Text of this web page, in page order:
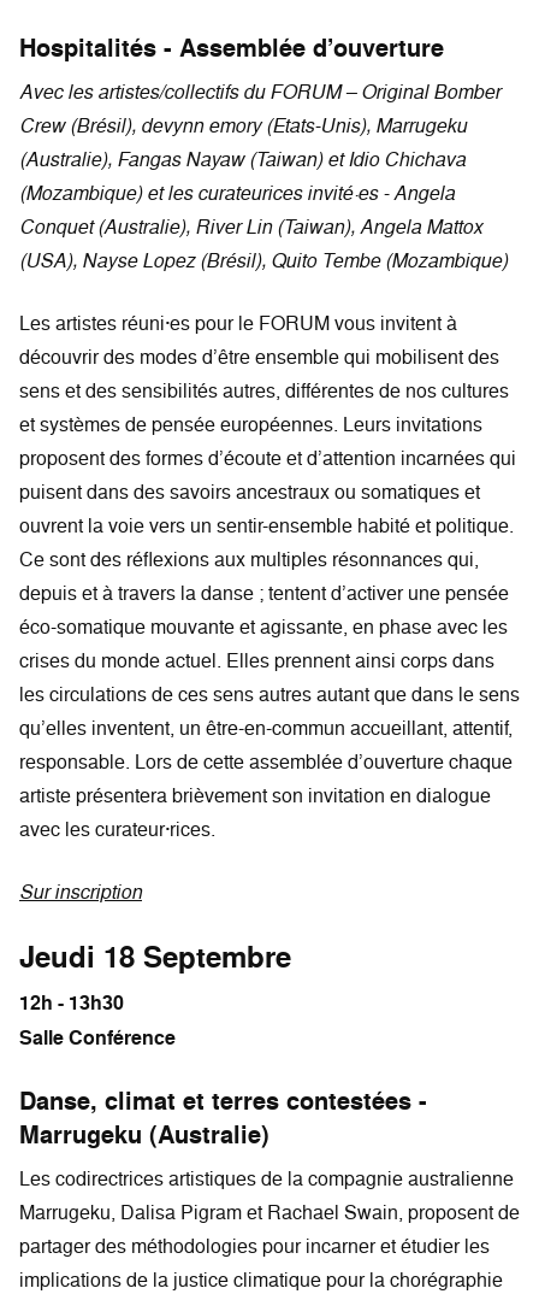
Hospitalités - Assemblée d’ouverture
Avec les artistes/collectifs du FORUM – Original Bomber
Crew (Brésil), devynn emory (Etats-Unis), Marrugeku
(Australie), Fangas Nayaw (Taiwan) et Idio Chichava
(Mozambique) et les curateurices invité·es - Angela
Conquet (Australie), River Lin (Taiwan), Angela Mattox
(USA), Nayse Lopez (Brésil), Quito Tembe (Mozambique)
Les artistes réuni·es pour le FORUM vous invitent à
découvrir des modes d’être ensemble qui mobilisent des
sens et des sensibilités autres, différentes de nos cultures
et systèmes de pensée européennes. Leurs invitations
proposent des formes d’écoute et d’attention incarnées qui
puisent dans des savoirs ancestraux ou somatiques et
ouvrent la voie vers un sentir-ensemble habité et politique.
Ce sont des réflexions aux multiples résonnances qui,
depuis et à travers la danse ; tentent d’activer une pensée
éco-somatique mouvante et agissante, en phase avec les
crises du monde actuel. Elles prennent ainsi corps dans
les circulations de ces sens autres autant que dans le sens
qu’elles inventent, un être-en-commun accueillant, attentif,
responsable. Lors de cette assemblée d’ouverture chaque
artiste présentera brièvement son invitation en dialogue
avec les curateur·rices.
Sur inscription
Jeudi 18 Septembre
12h - 13h30
Salle Conférence
Danse, climat et terres contestées -
Marrugeku (Australie)
Les codirectrices artistiques de la compagnie australienne
Marrugeku, Dalisa Pigram et Rachael Swain, proposent de
partager des méthodologies pour incarner et étudier les
implications de la justice climatique pour la chorégraphie